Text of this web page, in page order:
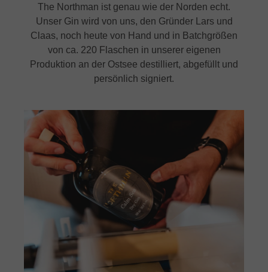
The Northman ist genau wie der Norden echt.
Unser Gin wird von uns, den Gründer Lars und
Claas, noch heute von Hand und in Batchgrößen
von ca. 220 Flaschen in unserer eigenen
Produktion an der Ostsee destilliert, abgefüllt und
persönlich signiert.